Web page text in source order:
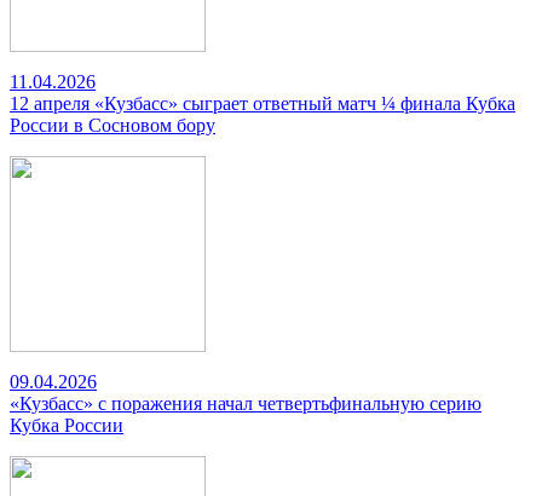
11.04.2026
12 апреля «Кузбасс» сыграет ответный матч ¼ финала Кубка
России в Сосновом бору
09.04.2026
«Кузбасс» с поражения начал четвертьфинальную серию
Кубка России